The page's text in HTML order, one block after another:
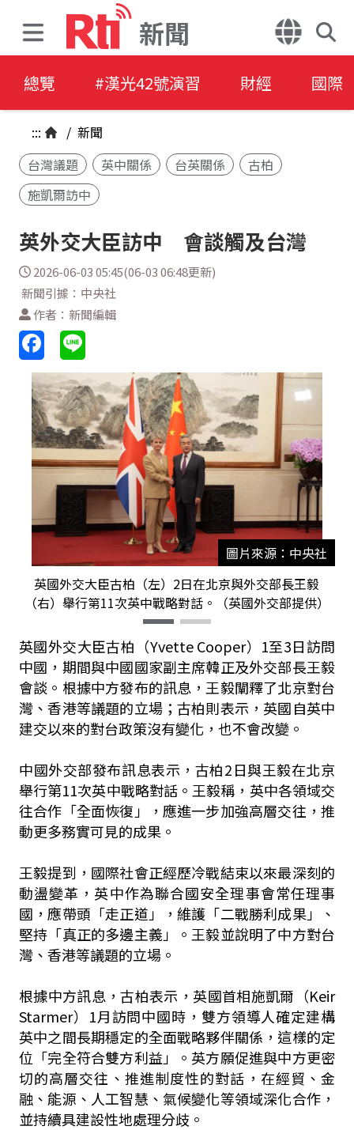
新聞
總覽 #漢光42號演習 財經 國際
::: / 新聞
台灣議題
英中關係 台英關係
古柏
施凱爾訪中
英外交大臣訪中 會談觸及台灣
2026-06-03 05:45(06-03 06:48更新)
新聞引據：中央社
作者：新聞編輯
圖片來源：中央社
英國外交大臣古柏（左）2日在北京與外交部長王毅
（右）舉行第11次英中戰略對話。（英國外交部提供）
英國外交大臣古柏（Yvette Cooper）1至3日訪問
中國，期間與中國國家副主席韓正及外交部長王毅
會談。根據中方發布的訊息，王毅闡釋了北京對台
灣、香港等議題的立場；古柏則表示，英國自英中
建交以來的對台政策沒有變化，也不會改變。
中國外交部發布訊息表示，古柏2日與王毅在北京
舉行第11次英中戰略對話。王毅稱，英中各領域交
往合作「全面恢復」，應進一步加強高層交往，推
動更多務實可見的成果。
王毅提到，國際社會正經歷冷戰結束以來最深刻的
動盪變革，英中作為聯合國安全理事會常任理事
國，應帶頭「走正道」，維護「二戰勝利成果」、
堅持「真正的多邊主義」。王毅並說明了中方對台
灣、香港等議題的立場。
根據中方訊息，古柏表示，英國首相施凱爾（Keir
Starmer）1月訪問中國時，雙方領導人確定建構
英中之間長期穩定的全面戰略夥伴關係，這樣的定
位「完全符合雙方利益」。英方願促進與中方更密
切的高層交往、推進制度性的對話，在經貿、金
融、能源、人工智慧、氣候變化等領域深化合作，
並持續具建設性地處理分歧。